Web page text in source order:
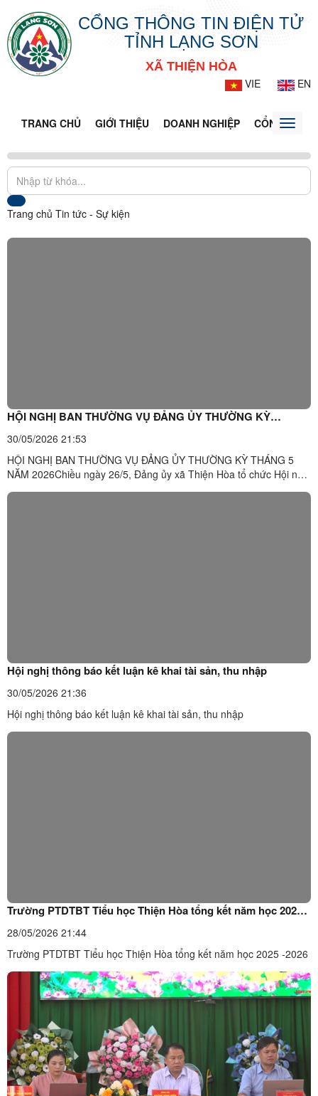
CỔNG THÔNG TIN ĐIỆN TỬ
TỈNH LẠNG SƠN
XÃ THIỆN HÒA
VIE
EN
TRANG CHỦ GIỚI THIỆU DOANH NGHIỆP CỔNG DỊCH
Toggle
Trang chủ Tin tức - Sự kiện
HỘI NGHỊ BAN THƯỜNG VỤ ĐẢNG ỦY THƯỜNG KỲ
THÁNG 5 NĂM 2026
30/05/2026 21:53
HỘI NGHỊ BAN THƯỜNG VỤ ĐẢNG ỦY THƯỜNG KỲ THÁNG 5
NĂM 2026Chiều ngày 26/5, Đảng ủy xã Thiện Hòa tổ chức Hội nghị
Hội nghị thông báo kết luận kê khai tài sản, thu nhập
30/05/2026 21:36
Hội nghị thông báo kết luận kê khai tài sản, thu nhập
Trường PTDTBT Tiểu học Thiện Hòa tổng kết năm học 2025
-2026
28/05/2026 21:44
Trường PTDTBT Tiểu học Thiện Hòa tổng kết năm học 2025 -2026